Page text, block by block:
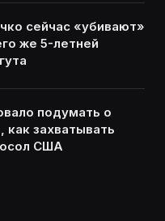
сейчас «убивают»
же 5-летней
подумать о
как захватывать
США